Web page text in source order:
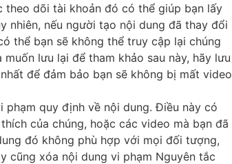
theo dõi tài khoản đó có thể giúp bạn lấy
nhiên, nếu người tạo nội dung đã thay đổi
thể bạn sẽ không thể truy cập lại chúng
lưu lại để tham khảo sau này, hãy lưu
để đảm bảo bạn sẽ không bị mất video
quy định về nội dung. Điều này có
của chúng, hoặc các video mà bạn đã
đó không phù hợp với mọi đối tượng,
cũng xóa nội dung vi phạm Nguyên tắc